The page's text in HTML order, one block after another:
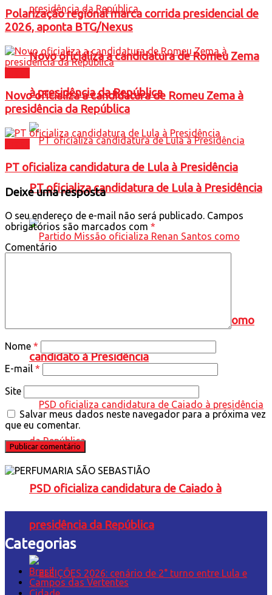
Novo oficializa a candidatura de Romeu Zema
à presidência da República
PT oficializa candidatura de Lula à Presidência
Partido Missão oficializa Renan Santos como
candidato à Presidência
PSD oficializa candidatura de Caiado à
presidência da República
Polarização regional marca corrida presidencial de
2026, aponta BTG/Nexus
Novo oficializa a candidatura de Romeu Zema à
presidência da República
PT oficializa candidatura de Lula à Presidência
Deixe uma resposta
O seu endereço de e-mail não será publicado. Campos
obrigatórios são marcados com *
Comentário
Nome *
E-mail *
Site
Salvar meus dados neste navegador para a próxima vez
que eu comentar.
Categorias
Brasil
Campos das Vertentes